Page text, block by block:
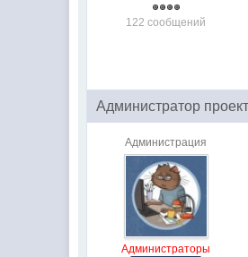
122 сообщений
Администратор
Администрация
Администраторы